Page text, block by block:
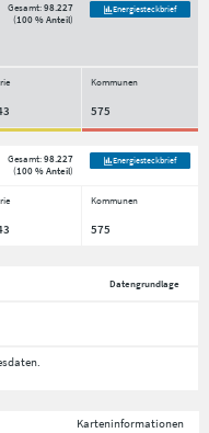
Gesamt:98.227
(100 % Anteil)
Energiesteckbrief
Kommunen
575
Gesamt:98.227
(100 % Anteil)
Energiesteckbrief
Kommunen
575
Datengrundlage
Karteninformationen